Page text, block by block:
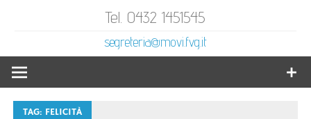
Tel. 0432 1451545
segreteria@movi.fvg.it
TAG: FELICITÀ